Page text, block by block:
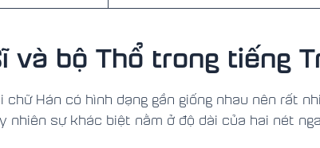
và bộ Thổ trong tiếng
chữ Hán có hình dạng gần giống nhau nên rất
nhiên sự khác biệt nằm ở độ dài của hai nét